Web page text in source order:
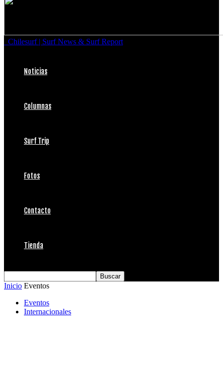
Chilesurf | Surf News & Surf Report
Noticias
Columnas
Surf Trip
Fotos
Contacto
Tienda
Inicio Eventos
Eventos
Internacionales